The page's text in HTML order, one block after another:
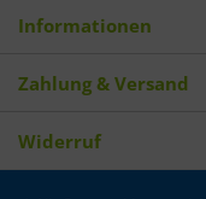
Informationen
Zahlung & Versand
Widerruf